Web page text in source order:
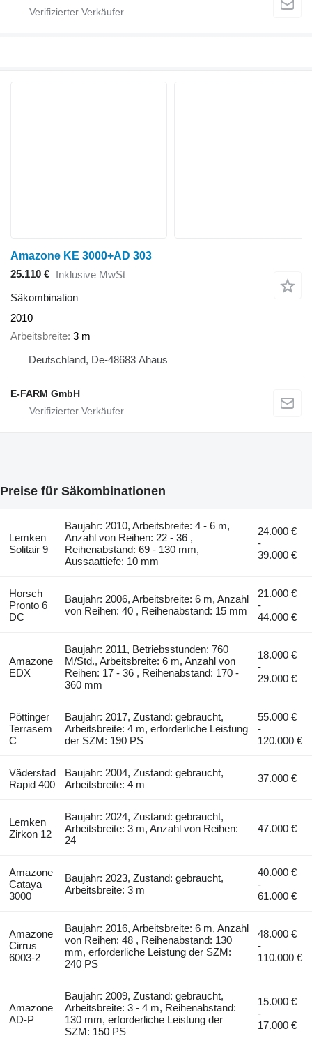
Amazone KE 3000+AD 303
25.110 € Inklusive MwSt
Säkombination
2010
Arbeitsbreite 3 m
Deutschland, De-48683 Ahaus
E-FARM GmbH
Preise für Säkombinationen
Lemken
Solitair 9
Baujahr: 2010, Arbeitsbreite: 4 - 6 m,
Anzahl von Reihen: 22 - 36 ,
Reihenabstand: 69 - 130 mm,
Aussaattiefe: 10 mm
24.000 €
-
39.000 €
Horsch
Pronto 6
DC
Baujahr: 2006, Arbeitsbreite: 6 m, Anzahl
von Reihen: 40 , Reihenabstand: 15 mm
21.000 €
-
44.000 €
Amazone
EDX
Baujahr: 2011, Betriebsstunden: 760
M/Std., Arbeitsbreite: 6 m, Anzahl von
Reihen: 17 - 36 , Reihenabstand: 170 -
360 mm
18.000 €
-
29.000 €
Pöttinger
Terrasem
C
Baujahr: 2017, Zustand: gebraucht,
Arbeitsbreite: 4 m, erforderliche Leistung
der SZM: 190 PS
55.000 €
-
120.000 €
Väderstad
Rapid 400
Baujahr: 2004, Zustand: gebraucht,
Arbeitsbreite: 4 m
37.000 €
Lemken
Zirkon 12
Baujahr: 2024, Zustand: gebraucht,
Arbeitsbreite: 3 m, Anzahl von Reihen:
24
47.000 €
Amazone
Cataya
3000
Baujahr: 2023, Zustand: gebraucht,
Arbeitsbreite: 3 m
40.000 €
-
61.000 €
Amazone
Cirrus
6003-2
Baujahr: 2016, Arbeitsbreite: 6 m, Anzahl
von Reihen: 48 , Reihenabstand: 130
mm, erforderliche Leistung der SZM:
240 PS
48.000 €
-
110.000 €
Amazone
AD-P
Baujahr: 2009, Zustand: gebraucht,
Arbeitsbreite: 3 - 4 m, Reihenabstand:
130 mm, erforderliche Leistung der
SZM: 150 PS
15.000 €
-
17.000 €